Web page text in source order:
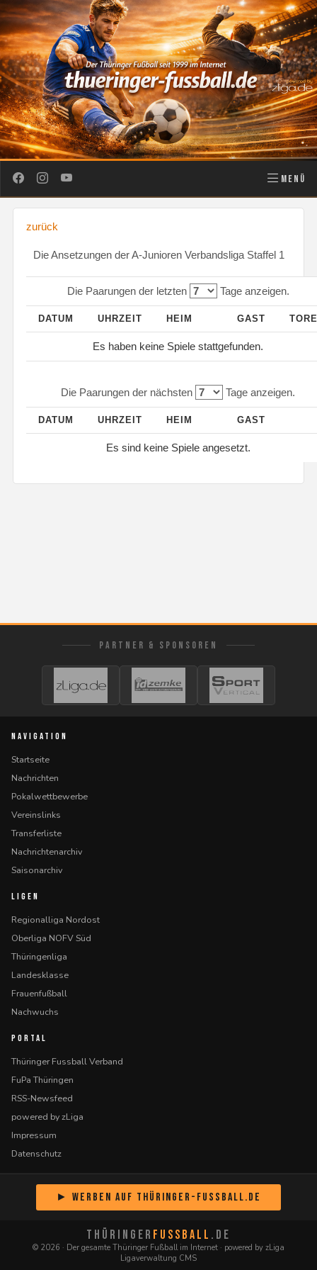
MENÜ
zurück
Die Ansetzungen der A-Junioren Verbandsliga Staffel 1
Die Paarungen der letzten Tage anzeigen.
DATUM UHRZEIT HEIM GAST
Es haben keine Spiele stattgefunden.
Die Paarungen der nächsten Tage anzeigen.
DATUM UHRZEIT HEIM GAST
Es sind keine Spiele angesetzt.
PARTNER & SPONSOREN
NAVIGATION
Startseite
Nachrichten
Pokalwettbewerbe
Vereinslinks
Transferliste
Nachrichtenarchiv
Saisonarchiv
LIGEN
Regionalliga Nordost
Oberliga NOFV Süd
Thüringenliga
Landesklasse
Frauenfußball
Nachwuchs
PORTAL
Thüringer Fussball Verband
FuPa Thüringen
RSS-Newsfeed
powered by zLiga
Impressum
Datenschutz
► Werben auf Thüringer-Fussball.de
THÜRINGER FUSSBALL .DE
© 2026 · Der gesamte Thüringer Fußball im Internet · powered by zLiga
Ligaverwaltung CMS